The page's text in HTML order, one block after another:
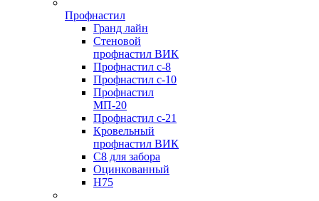
Профнастил
Гранд лайн
Стеновой
профнастил ВИК
Профнастил с-8
Профнастил с-10
Профнастил
МП-20
Профнастил с-21
Кровельный
профнастил ВИК
С8 для забора
Оцинкованный
Н75